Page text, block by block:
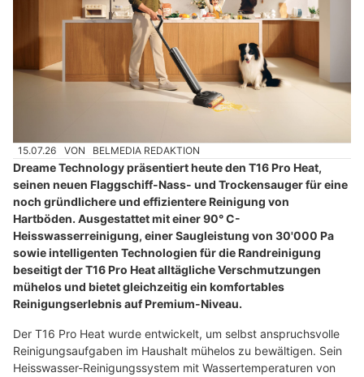
15.07.26 VON BELMEDIA REDAKTION
Dreame Technology präsentiert heute den T16 Pro Heat,
seinen neuen Flaggschiff-Nass- und Trockensauger für eine
noch gründlichere und effizientere Reinigung von
Hartböden. Ausgestattet mit einer 90° C-
Heisswasserreinigung, einer Saugleistung von 30'000 Pa
sowie intelligenten Technologien für die Randreinigung
beseitigt der T16 Pro Heat alltägliche Verschmutzungen
mühelos und bietet gleichzeitig ein komfortables
Reinigungserlebnis auf Premium-Niveau.
Der T16 Pro Heat wurde entwickelt, um selbst anspruchsvolle
Reinigungsaufgaben im Haushalt mühelos zu bewältigen. Sein
Heisswasser-Reinigungssystem mit Wassertemperaturen von